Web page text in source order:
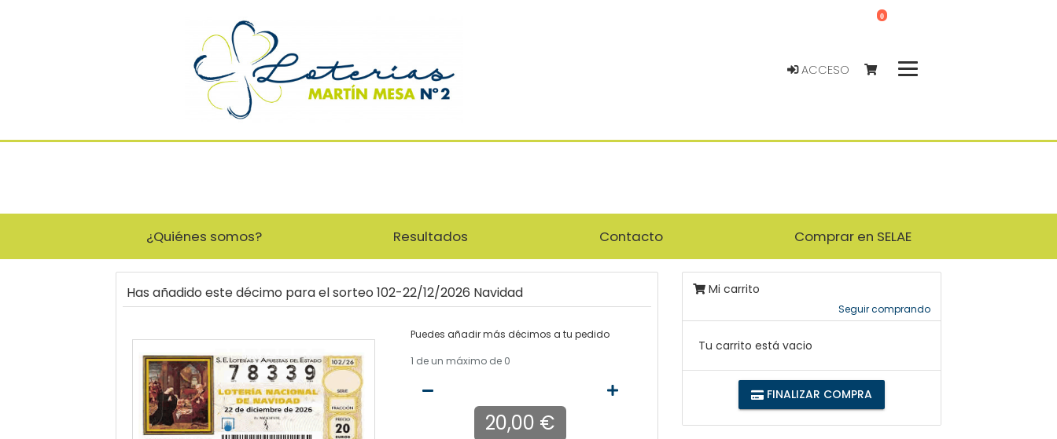
ACCESO
0
¿Quiénes somos? Resultados Contacto Comprar en SELAE
Has añadido este décimo para el sorteo 102-22/12/2026 Navidad
Puedes añadir más décimos a tu pedido
1 de un máximo de 0
20,00 €
Mi carrito
Seguir comprando
Tu carrito está vacio
FINALIZAR COMPRA